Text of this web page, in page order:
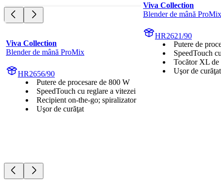
Viva Collection
Blender de mână ProMix
HR2656/90
Putere de procesare de 800 W
SpeedTouch cu reglare a vitezei
Recipient on-the-go; spiralizator
Uşor de curăţat
Viva Collection
Blender de mână ProMix
HR2621/90
Putere de
SpeedTouch
Tocător XL de
Uşor de curăţat